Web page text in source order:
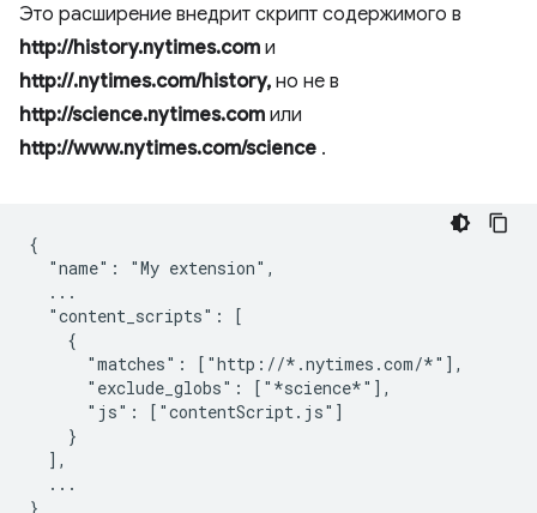
Это расширение внедрит скрипт содержимого в
http://history.nytimes.com и
http://.nytimes.com/history, но не в
http://science.nytimes.com или
http://www.nytimes.com/science .
{
  "name": "My extension",
  ...
  "content_scripts": [
    {
      "matches": ["http://*.nytimes.com/*"],
      "exclude_globs": ["*science*"],
      "js": ["contentScript.js"]
    }
  ],
  ...